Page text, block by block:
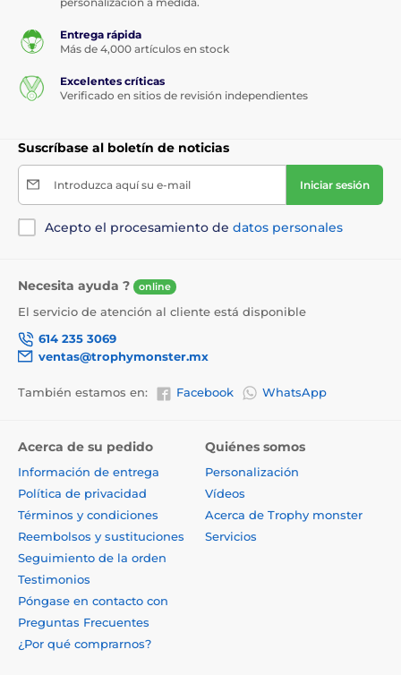
Entrega rápida
Más de 4,000 artículos en stock
Excelentes críticas
Verificado en sitios de revisión independientes
Suscríbase al boletín de noticias
Introduzca aquí su e-mail Iniciar sesión
Acepto el procesamiento de datos personales
Necesita ayuda ? online
El servicio de atención al cliente está disponible
614 235 3069
ventas@trophymonster.mx
También estamos en: Facebook WhatsApp
Acerca de su pedido
Información de entrega
Política de privacidad
Términos y condiciones
Reembolsos y sustituciones
Seguimiento de la orden
Testimonios
Póngase en contacto con
Preguntas Frecuentes
¿Por qué comprarnos?
Quiénes somos
Personalización
Vídeos
Acerca de Trophy monster
Servicios